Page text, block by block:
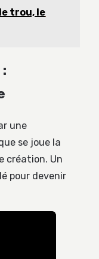
trou, le
une
se joue la
création. Un
pour devenir